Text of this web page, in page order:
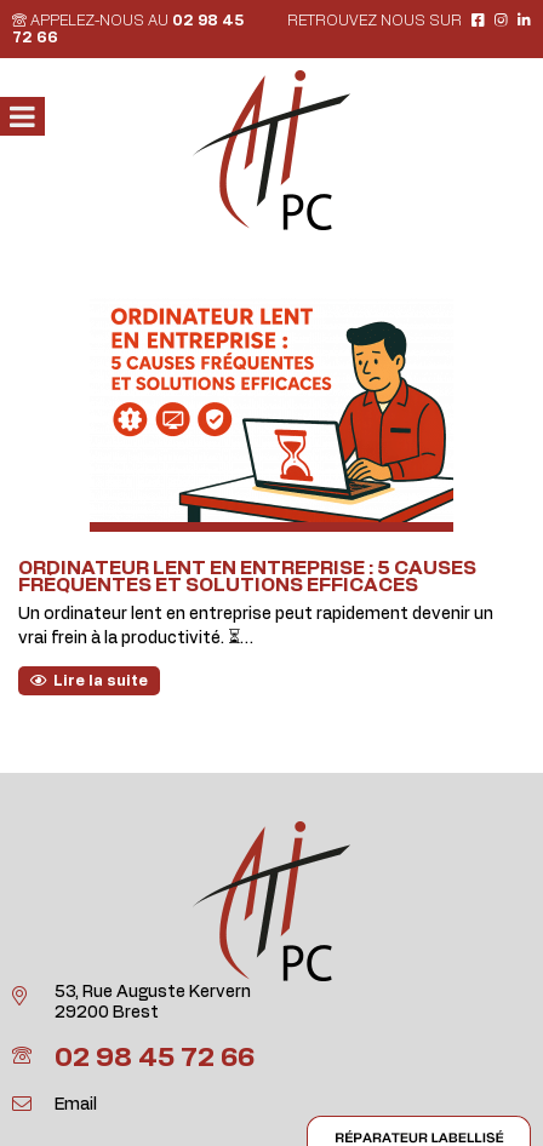
APPELEZ-NOUS AU 02 98 45
72 66
RETROUVEZ NOUS SUR
ORDINATEUR LENT EN ENTREPRISE : 5 CAUSES
FRÉQUENTES ET SOLUTIONS EFFICACES
Un ordinateur lent en entreprise peut rapidement devenir un
vrai frein à la productivité. ⏳…
Lire la suite
53, Rue Auguste Kervern
29200 Brest
02 98 45 72 66
Email